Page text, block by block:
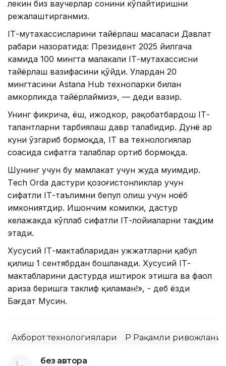
лекин биз ваучерлар сонини кўпайтиришни
режалаштирганмиз.
IТ-мутахассисларини тайёрлаш масаласи Давлат
раҳбари назоратида: Президент 2025 йилгача
камида 100 мингта малакали IТ-мутахассисни
тайёрлаш вазифасини қўйди. Улардан 20
мингтасини Аstana Hub технопарки билан
ҳамкорликда тайёрлаймиз», — деди вазир.
Унинг фикрича, ёш, ижодкор, рақобатбардош IТ-
талантларни тарбиялаш давр талабидир. Дунё ҳар
куни ўзгариб бормоқда, IТ ва технологиялар
соҳасида сифатга талаблар ортиб бормоқда.
Шунинг учун бу мамлакат учун жуда муҳимдир.
Тech Оrda дастури қозоғистонликлар учун
сифатли IТ-таълимни бепул олиш учун ноёб
имкониятдир. Ишончим комилки, дастур
келажакда кўплаб сифатли IТ-лойиҳаларни тақдим
этади.
Хусусий IТ-мактабларидан ҳужжатларни қабул
қилиш 1 сентябрдан бошланади. Хусусий IТ-
мактабларини дастурда иштирок этишга ва фаол
ариза беришга таклиф қиламан!», - деб ёзди
Бағдат Мусин.
Ахборот технологиялари ҚР Рақамли
без автора